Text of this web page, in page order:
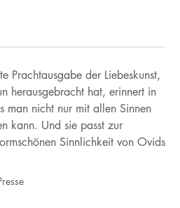
Prachtausgabe der Liebeskunst,
herausgebracht hat, erinnert in
man nicht nur mit allen Sinnen
kann. Und sie passt zur
Sinnlichkeit von Ovids